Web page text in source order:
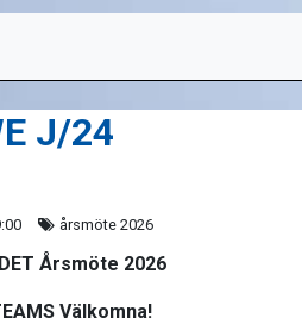
J/24
årsmöte 2026
Årsmöte 2026
Välkomna!